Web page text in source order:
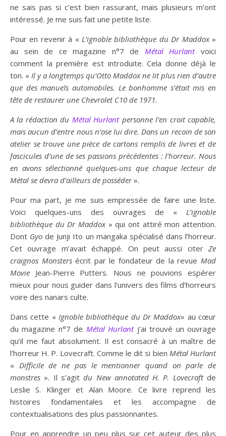
ne sais pas si c’est bien rassurant, mais plusieurs m’ont
intéressé. Je me suis fait une petite liste.
Pour en revenir à « L’ignoble bibliothèque du Dr Maddox»
au sein de ce magazine n°7 de Métal Hurlant voici
comment la première est introduite. Cela donne déjà le
ton. « Il y a longtemps qu’Otto Maddox ne lit plus rien d’autre
que des manuels automobiles. Le bonhomme s’était mis en
tête de restaurer une Chevrolet C10 de 1971.
A la rédaction du Métal Hurlant personne l’en croit capable,
mais aucun d’entre nous n’ose lui dire. Dans un recoin de son
atelier se trouve une pièce de cartons remplis de livres et de
fascicules d’une de ses passions précédentes : l’horreur. Nous
en avons sélectionné quelques-uns que chaque lecteur de
Métal se devra d’ailleurs de posséder ».
Pour ma part, je me suis empressée de faire une liste.
Voici quelques-uns des ouvrages de « L’ignoble
bibliothèque du Dr Maddox» qui ont attiré mon attention.
Dont Gyo de Junji Ito un mangaka spécialisé dans l’horreur.
Cet ouvrage m’avait échappé. On peut aussi citer Ze
craignos Monstersécrit par le fondateur de la revueMad
Movie Jean-Pierre Putters. Nous ne pouvions espérer
mieux pour nous guider dans l’univers des films d’horreurs
voire des nanars culte.
Dans cette « Ignoble bibliothèque du Dr Maddox» au cœur
du magazine n°7 de Métal Hurlantj’ai trouvé un ouvrage
qu’il me faut absolument. Il est consacré à un maître de
l’horreur H. P. Lovecraft. Comme le dit si bien Métal Hurlant
« Difficile de ne pas le mentionner quand on parle de
monstres ». Il s’agitdu New annotated H. P. Lovecraftde
Leslie S. Klinger et Alan Moore. Ce livre reprend les
histoires fondamentales et les accompagne de
contextualisations des plus passionnantes.
Pour en apprendre un peu plus sur cet auteur des plus